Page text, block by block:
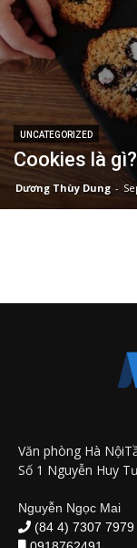
UNCATEGORIZED
Cookies là
Dương Thùy Dung -
Văn phòng Hà
Số 1 Nguyễn Huy
Nguyễn Ngọc Mai
(84 4) 7307